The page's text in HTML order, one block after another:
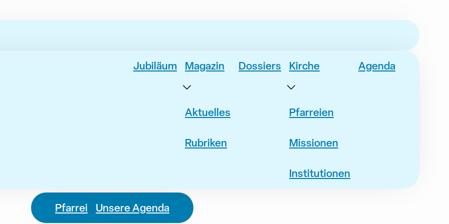
Jubiläum Magazin
Aktuelles
Rubriken
Dossiers Kirche
Pfarreien
Missionen
Institutionen
Agenda
Pfarrei Unsere Agenda